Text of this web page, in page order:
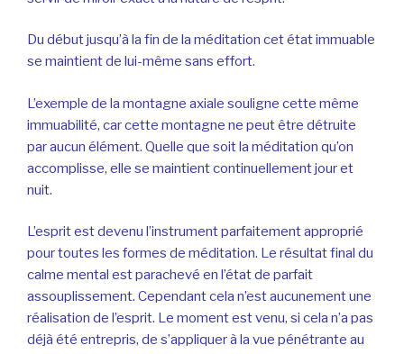
Du début jusqu’à la fin de la méditation cet état immuable
se maintient de lui-même sans effort.
L’exemple de la montagne axiale souligne cette même
immuabilité, car cette montagne ne peut être détruite
par aucun élément. Quelle que soit la méditation qu’on
accomplisse, elle se maintient continuellement jour et
nuit.
L’esprit est devenu l’instrument parfaitement approprié
pour toutes les formes de méditation. Le résultat final du
calme mental est parachevé en l’état de parfait
assouplissement. Cependant cela n’est aucunement une
réalisation de l’esprit. Le moment est venu, si cela n’a pas
déjà été entrepris, de s’appliquer à la vue pénétrante au